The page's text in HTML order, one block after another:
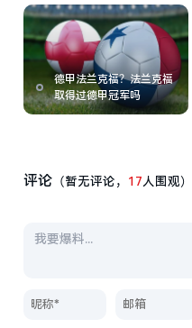
德甲法兰克福？法兰克福
取得过德甲冠军吗
评论 （暂无评论， 17人围观）